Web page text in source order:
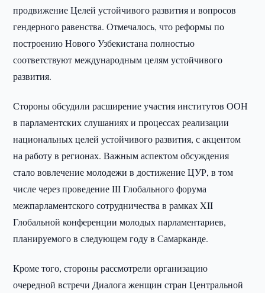
продвижение Целей устойчивого развития и вопросов
гендерного равенства. Отмечалось, что реформы по
построению Нового Узбекистана полностью
соответствуют международным целям устойчивого
развития.
Стороны обсудили расширение участия институтов ООН
в парламентских слушаниях и процессах реализации
национальных целей устойчивого развития, с акцентом
на работу в регионах. Важным аспектом обсуждения
стало вовлечение молодежи в достижение ЦУР, в том
числе через проведение III Глобального форума
межпарламентского сотрудничества в рамках XII
Глобальной конференции молодых парламентариев,
планируемого в следующем году в Самарканде.
Кроме того, стороны рассмотрели организацию
очередной встречи Диалога женщин стран Центральной